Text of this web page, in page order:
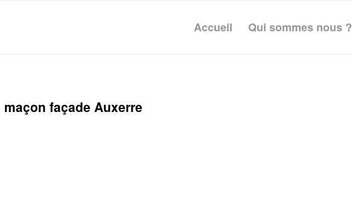
Accueil Qui sommes nous ?
maçon façade Auxerre